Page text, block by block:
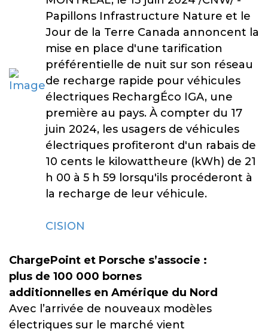
Papillons Infrastructure Nature et le
Jour de la Terre Canada annoncent la
mise en place d'une tarification
préférentielle de nuit sur son réseau
de recharge rapide pour véhicules
électriques RechargÉco IGA, une
première au pays. À compter du 17
juin 2024, les usagers de véhicules
électriques profiteront d'un rabais de
10 cents le kilowattheure (kWh) de 21
h 00 à 5 h 59 lorsqu'ils procéderont à
la recharge de leur véhicule.
CISION
ChargePoint et Porsche s’associe :
plus de 100 000 bornes
additionnelles en Amérique du Nord
Avec l’arrivée de nouveaux modèles
électriques sur le marché vient